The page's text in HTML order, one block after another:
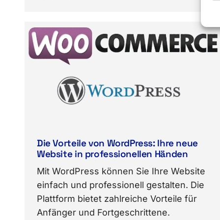
Die Vorteile von WordPress: Ihre neue
Website in professionellen Händen
Mit WordPress können Sie Ihre Website
einfach und professionell gestalten. Die
Plattform bietet zahlreiche Vorteile für
Anfänger und Fortgeschrittene.